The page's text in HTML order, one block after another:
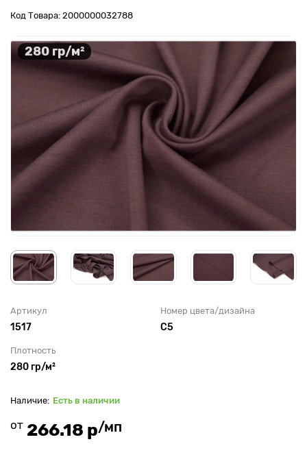
Код Товара: 2000000032788
280 гр/м²
Артикул
1517
Номер цвета/дизайна
С5
Плотность
280 гр/м²
Есть в наличии
от 266.18 р/мп